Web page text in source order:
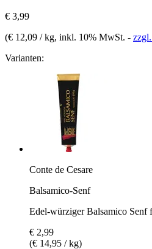
€ 3,99
(€ 12,09 / kg, inkl. 10% MwSt. -
Varianten:
Conte de Cesare
Balsamico-Senf
Edel-würziger Balsamico Senf
€ 2,99
(€ 14,95 / kg)